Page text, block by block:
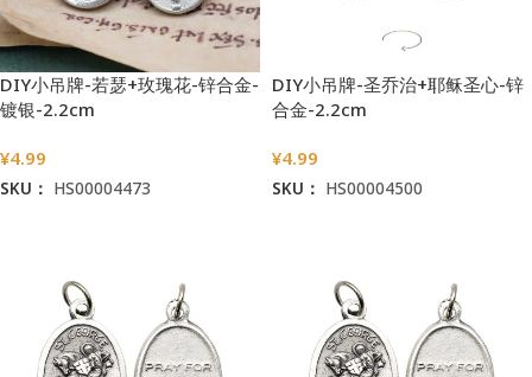
DIY小吊牌-若瑟+玫瑰花-锌合金-
镀银-2.2cm
¥4.99
SKU： HS00004473
DIY小吊牌-圣乔治+耶稣圣心-锌
合金-2.2cm
¥4.99
SKU： HS00004500